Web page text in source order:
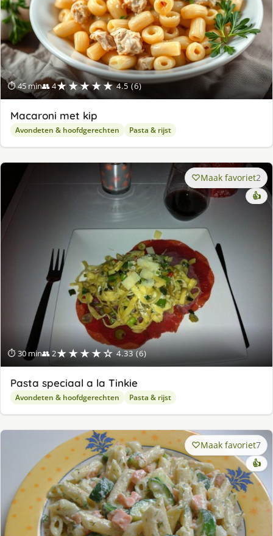
⏱ 45 min👥 4★★★★★ 4.5 (6)
Macaroni met kip
Avondeten & hoofdgerechten Pasta & rijst
⏱ 30 min👥 2★★★★☆ 4.33 (6)
Maak favoriet2
👍
Pasta speciaal a la Tinkie
Avondeten & hoofdgerechten Pasta & rijst
Maak favoriet7
👍